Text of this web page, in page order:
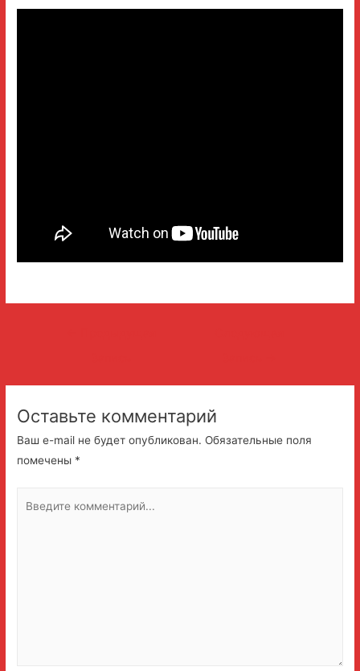
записям
Оставьте комментарий
Ваш e-mail не будет опубликован. Обязательные поля
помечены *